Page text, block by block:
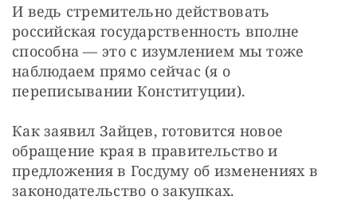
И ведь стремительно действовать
российская государственность вполне
способна — это с изумлением мы тоже
наблюдаем прямо сейчас (я о
переписывании Конституции).
Как заявил Зайцев, готовится новое
обращение края в правительство и
предложения в Госдуму об изменениях в
законодательство о закупках.